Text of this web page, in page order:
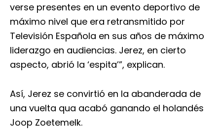
verse presentes en un evento deportivo de
máximo nivel que era retransmitido por
Televisión Española en sus años de máximo
liderazgo en audiencias. Jerez, en cierto
aspecto, abrió la ‘espita’”, explican.
Así, Jerez se convirtió en la abanderada de
una vuelta qua acabó ganando el holandés
Joop Zoetemelk.